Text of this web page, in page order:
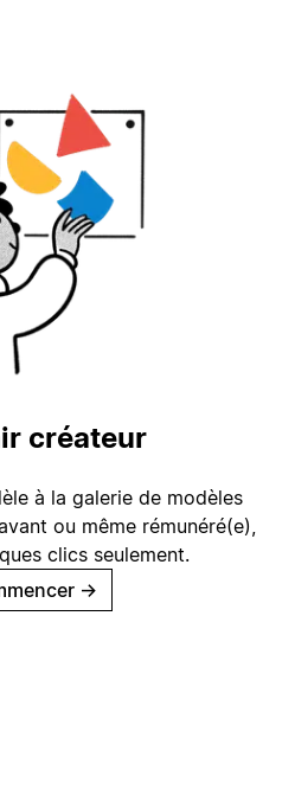
créateur
à la galerie de modèles
ou même rémunéré(e),
clics seulement.
→